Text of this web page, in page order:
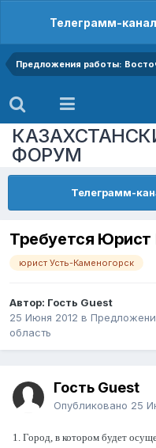
Телеграмм-
Предложения работы:
ФОРУМ
Телеграмм-
Требуется Юрист
юрист Усть-Каменогорск
Автор: Гость Guest
25 Июня 2012 в
область
Гость Guest
Опубликовано 25
1. Город, в котором будет